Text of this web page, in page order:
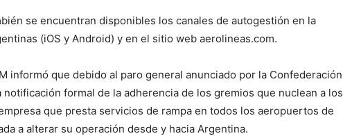
se encuentran disponibles los canales de autogestión en la
(iOS y Android) y en el sitio web aerolineas.com.
informó que debido al paro general anunciado por la Confederación
notificación formal de la adherencia de los gremios que nuclean a los
que presta servicios de rampa en todos los aeropuertos de
a alterar su operación desde y hacia Argentina.